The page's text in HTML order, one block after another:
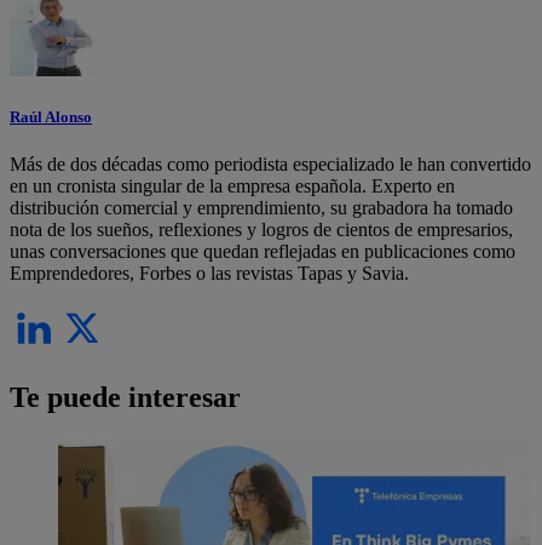
Raúl Alonso
Más de dos décadas como periodista especializado le han convertido
en un cronista singular de la empresa española. Experto en
distribución comercial y emprendimiento, su grabadora ha tomado
nota de los sueños, reflexiones y logros de cientos de empresarios,
unas conversaciones que quedan reflejadas en publicaciones como
Emprendedores, Forbes o las revistas Tapas y Savia.
Te puede interesar